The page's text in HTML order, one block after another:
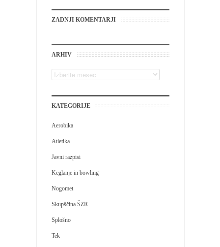
ZADNJI KOMENTARJI
ARHIV
KATEGORIJE
Aerobika
Atletika
Javni razpisi
Keglanje in bowling
Nogomet
Skupščina ŠZR
Splošno
Tek